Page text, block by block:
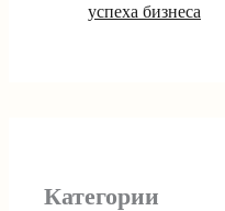
успеха бизнеса
Категории